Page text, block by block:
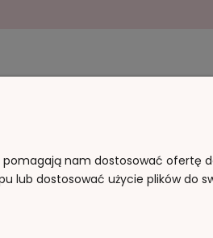
dostawy
realizacji
Blog
Jak kupować?
nam dostosować ofertę
lub dostosować użycie plików do